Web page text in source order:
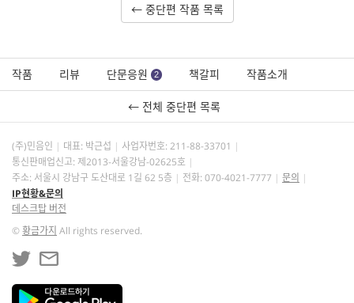
← 중단편 작품 목록
작품 리뷰 단문응원 2 책갈피 작품소개
← 전체 중단편 목록
(주)민음인 대표: 박근섭 사업자번호: 211-88-33701
통신판매업신고: 제2013-서울강남-02625호
주소: 서울시 강남구 도산대로 1길 62 5층
전화: 070-4021-7777
문의
IP현황&문의
데스크탑 버전
©황금가지 All rights reserved.